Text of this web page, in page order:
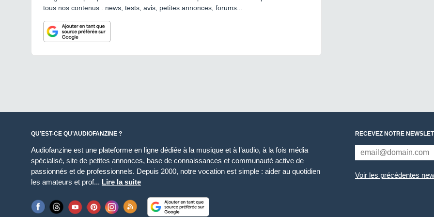
tous nos contenus : news, tests, avis, petites annonces, forums...
QU’EST-CE QU’AUDIOFANZINE ?
Audiofanzine est une plateforme en ligne dédiée à la musique et à l’audio, à la fois média
spécialisé, site de petites annonces, base de connaissances et communauté active de
passionnés et de professionnels. Depuis 2000, notre vocation est simple : aider au quotidien
les amateurs et prof... Lire la suite
RECEVEZ NOTRE
Voir les précédentes